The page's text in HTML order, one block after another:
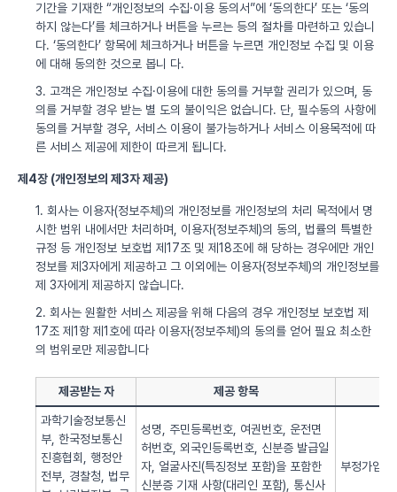
기간을 기재한 “개인정보의 수집·이용 동의서”에 ‘동의한다’ 또는 ‘동의
하지 않는다’를 체크하거나 버튼을 누르는 등의 절차를 마련하고 있습니
다. ‘동의한다’ 항목에 체크하거나 버튼을 누르면 개인정보 수집 및 이용
에 대해 동의한 것으로 봅니 다.
3. 고객은 개인정보 수집·이용에 대한 동의를 거부할 권리가 있으며, 동
의를 거부할 경우 받는 별 도의 불이익은 없습니다. 단, 필수동의 사항에
동의를 거부할 경우, 서비스 이용이 불가능하거나 서비스 이용목적에 따
른 서비스 제공에 제한이 따르게 됩니다.
제4장 (개인정보의 제3자 제공)
1. 회사는 이용자(정보주체)의 개인정보를 개인정보의 처리 목적에서 명
시한 범위 내에서만 처리하며, 이용자(정보주체)의 동의, 법률의 특별한
규정 등 개인정보 보호법 제17조 및 제18조에 해 당하는 경우에만 개인
정보를 제3자에게 제공하고 그 이외에는 이용자(정보주체)의 개인정보를
제 3자에게 제공하지 않습니다.
2. 회사는 원활한 서비스 제공을 위해 다음의 경우 개인정보 보호법 제
17조 제1항 제1호에 따라 이용자(정보주체)의 동의를 얻어 필요 최소한
의 범위로만 제공합니다
제공받는 자 제공 항목
과학기술정보통신
부, 한국정보통신
진흥협회, 행정안
전부, 경찰청, 법무
성명, 주민등록번호, 여권번호, 운전면
허번호, 외국인등록번호, 신분증 발급일
자, 얼굴사진(특징정보 포함)을 포함한
신분증 기재 사항(대리인 포함), 통신사
부정가입